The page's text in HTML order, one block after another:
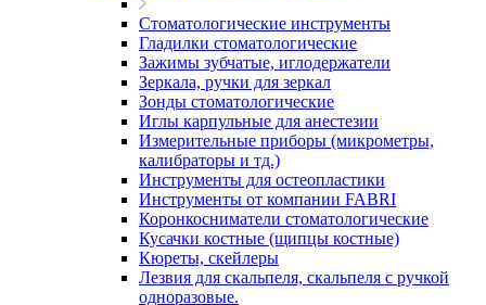
Стоматологические инструменты
Гладилки стоматологические
Зажимы зубчатые, иглодержатели
Зеркала, ручки для зеркал
Зонды стоматологические
Иглы карпульные для анестезии
Измерительные приборы (микрометры,
калибраторы и тд.)
Инструменты для остеопластики
Инструменты от компании FABRI
Коронкосниматели стоматологические
Кусачки костные (щипцы костные)
Кюреты, скейлеры
Лезвия для скальпеля, скальпеля с ручкой
одноразовые.